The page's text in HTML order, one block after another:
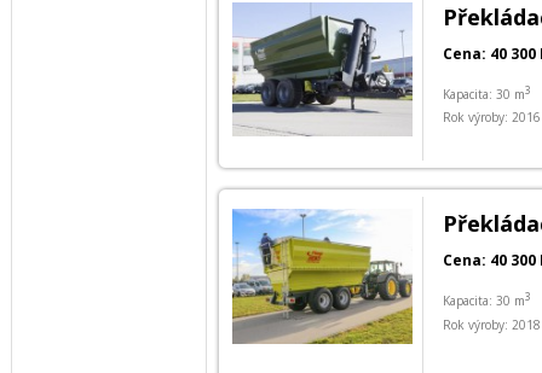
Cena: 40 300
Kapacita: 30 m3
Rok výroby: 2016
Cena: 40 300
Kapacita: 30 m3
Rok výroby: 2018